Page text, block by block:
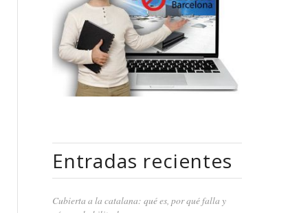
Entradas recientes
Cubierta a la catalana: qué es, por qué falla y